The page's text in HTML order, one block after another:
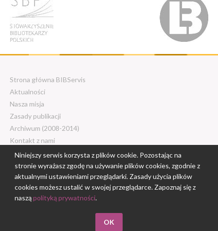
Strona główna BIBServis
Aktualności
Nasza misja
Zasady publikacji
Archiwum (2008-2014)
Kontakt z nami
© 2018 - 2026 Centrum Edukacji
Nauczycieli w Białymstoku. Wszelkie
prawa zastrzeżone.
Niniejszy serwis korzysta z plików cookie. Pozostając na
stronie wyrażasz zgodę na używanie plików cookies, zgodnie z
aktualnymi ustawieniami przeglądarki. Zasady użycia plików
cookies możesz ustalić w swojej przeglądarce. Zapoznaj się z
nasząpolityką prywatności.
OK